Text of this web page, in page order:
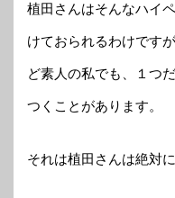
植田さんはそんなハイ
けておられるわけです
ど素人の私でも、１つ
つくことがあります。
それは植田さんは絶対に